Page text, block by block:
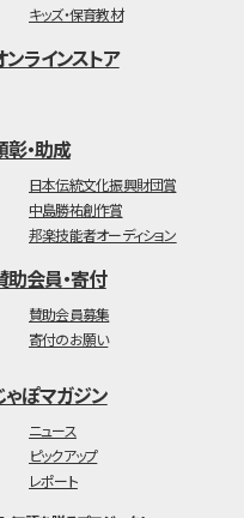
キッズ・保育教材
ンラインストア
彰・助成
日本伝統文化振興財団賞
中島勝祐創作賞
邦楽技能者オーディション
助会員・寄付
賛助会員募集
寄付のお願い
ゃぽマガジン
ニュース
ピックアップ
レポート